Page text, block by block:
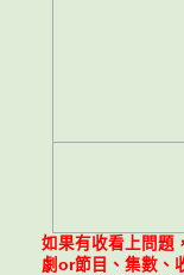
如果有收看上問題
劇or節目、集數、